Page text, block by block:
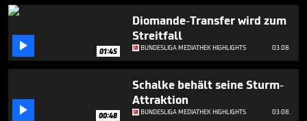
 01:45
Diomande-Transfer wird zum
Streitfall
BUNDESLIGA MEDIATHEK HIGHLIGHTS 03.08.
 00:48
Schalke behält seine Sturm-
Attraktion
BUNDESLIGA MEDIATHEK HIGHLIGHTS 03.08.